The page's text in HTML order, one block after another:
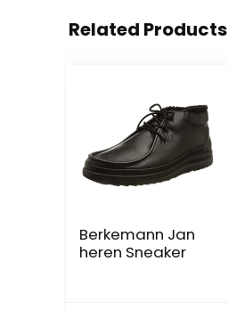
Related Products
Berkemann Jan
heren Sneaker